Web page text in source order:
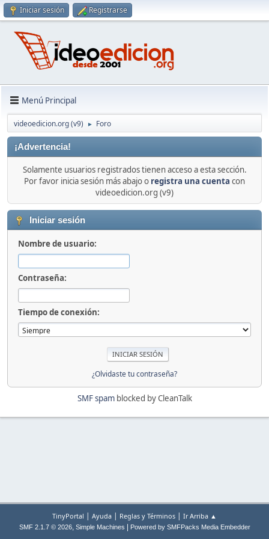
Iniciar sesión Registrarse
Menú Principal
videoedicion.org (v9) ► Foro
¡Advertencia!
Solamente usuarios registrados tienen acceso a esta sección.
Por favor inicia sesión más abajo o registra una cuenta con
videoedicion.org (v9)
Iniciar sesión
Nombre de usuario:
Contraseña:
Tiempo de conexión:
¿Olvidaste tu contraseña?
SMF spamblocked by CleanTalk
TinyPortal | Ayuda | Reglas y Términos | Ir Arriba ▲
SMF 2.1.7 © 2026, Simple Machines Powered by SMFPacks Media Embedder